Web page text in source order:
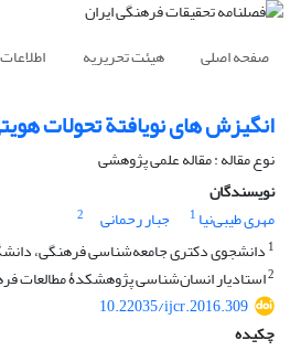
صفحه اصلی هیئت تحریریه
انگیزش های نویافتة تحولات
نوع مقاله : مقاله علمی پژوهشی
نویسندگان
مهری طیبی‌نیا 1 جبار رحمانی
2
1 دانشجوی دکتری جامعه‌شناسی فرهنگی،
2استادیار انسان‌شناسی پژوهشکدۀ مطالعات
10.22035/ijcr.2016.309
چکیده